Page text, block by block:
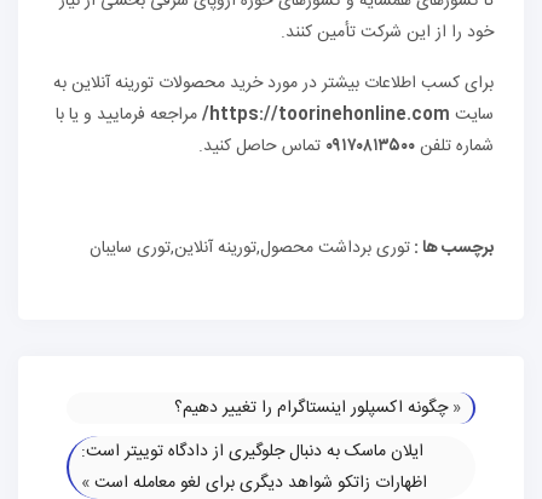
خود را از این شرکت تأمین کنند.
برای کسب اطلاعات بیشتر در مورد خرید محصولات تورینه آنلاین به
سایت https://toorinehonline.com/ مراجعه فرمایید و یا با
شماره تلفن۰۹۱۷۰۸۱۳۵۰۰ تماس حاصل کنید.
برچسب ها :توری برداشت محصول,تورینه آنلاین,توری سایبان
«چگونه اکسپلور اینستاگرام را تغییر دهیم؟
ایلان ماسک به دنبال جلوگیری از دادگاه توییتر است:
اظهارات زاتکو شواهد دیگری برای لغو معامله است»